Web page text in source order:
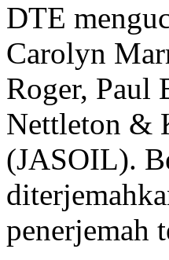
DTE
Carolyn
Roger, Paul
Nettleton &
(JASOIL).
penerjemah